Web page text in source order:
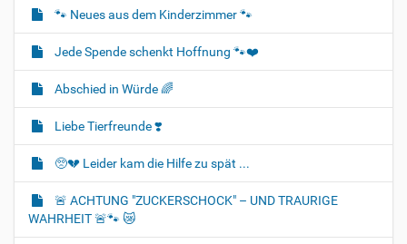
🐾 Neues aus dem Kinderzimmer 🐾
Jede Spende schenkt Hoffnung 🐾❤️
Abschied in Würde 🌈
Liebe Tierfreunde ❣️
🥺💔 Leider kam die Hilfe zu spät ...
🚨 ACHTUNG "ZUCKERSCHOCK" – UND TRAURIGE
WAHRHEIT 🚨🐾 😿